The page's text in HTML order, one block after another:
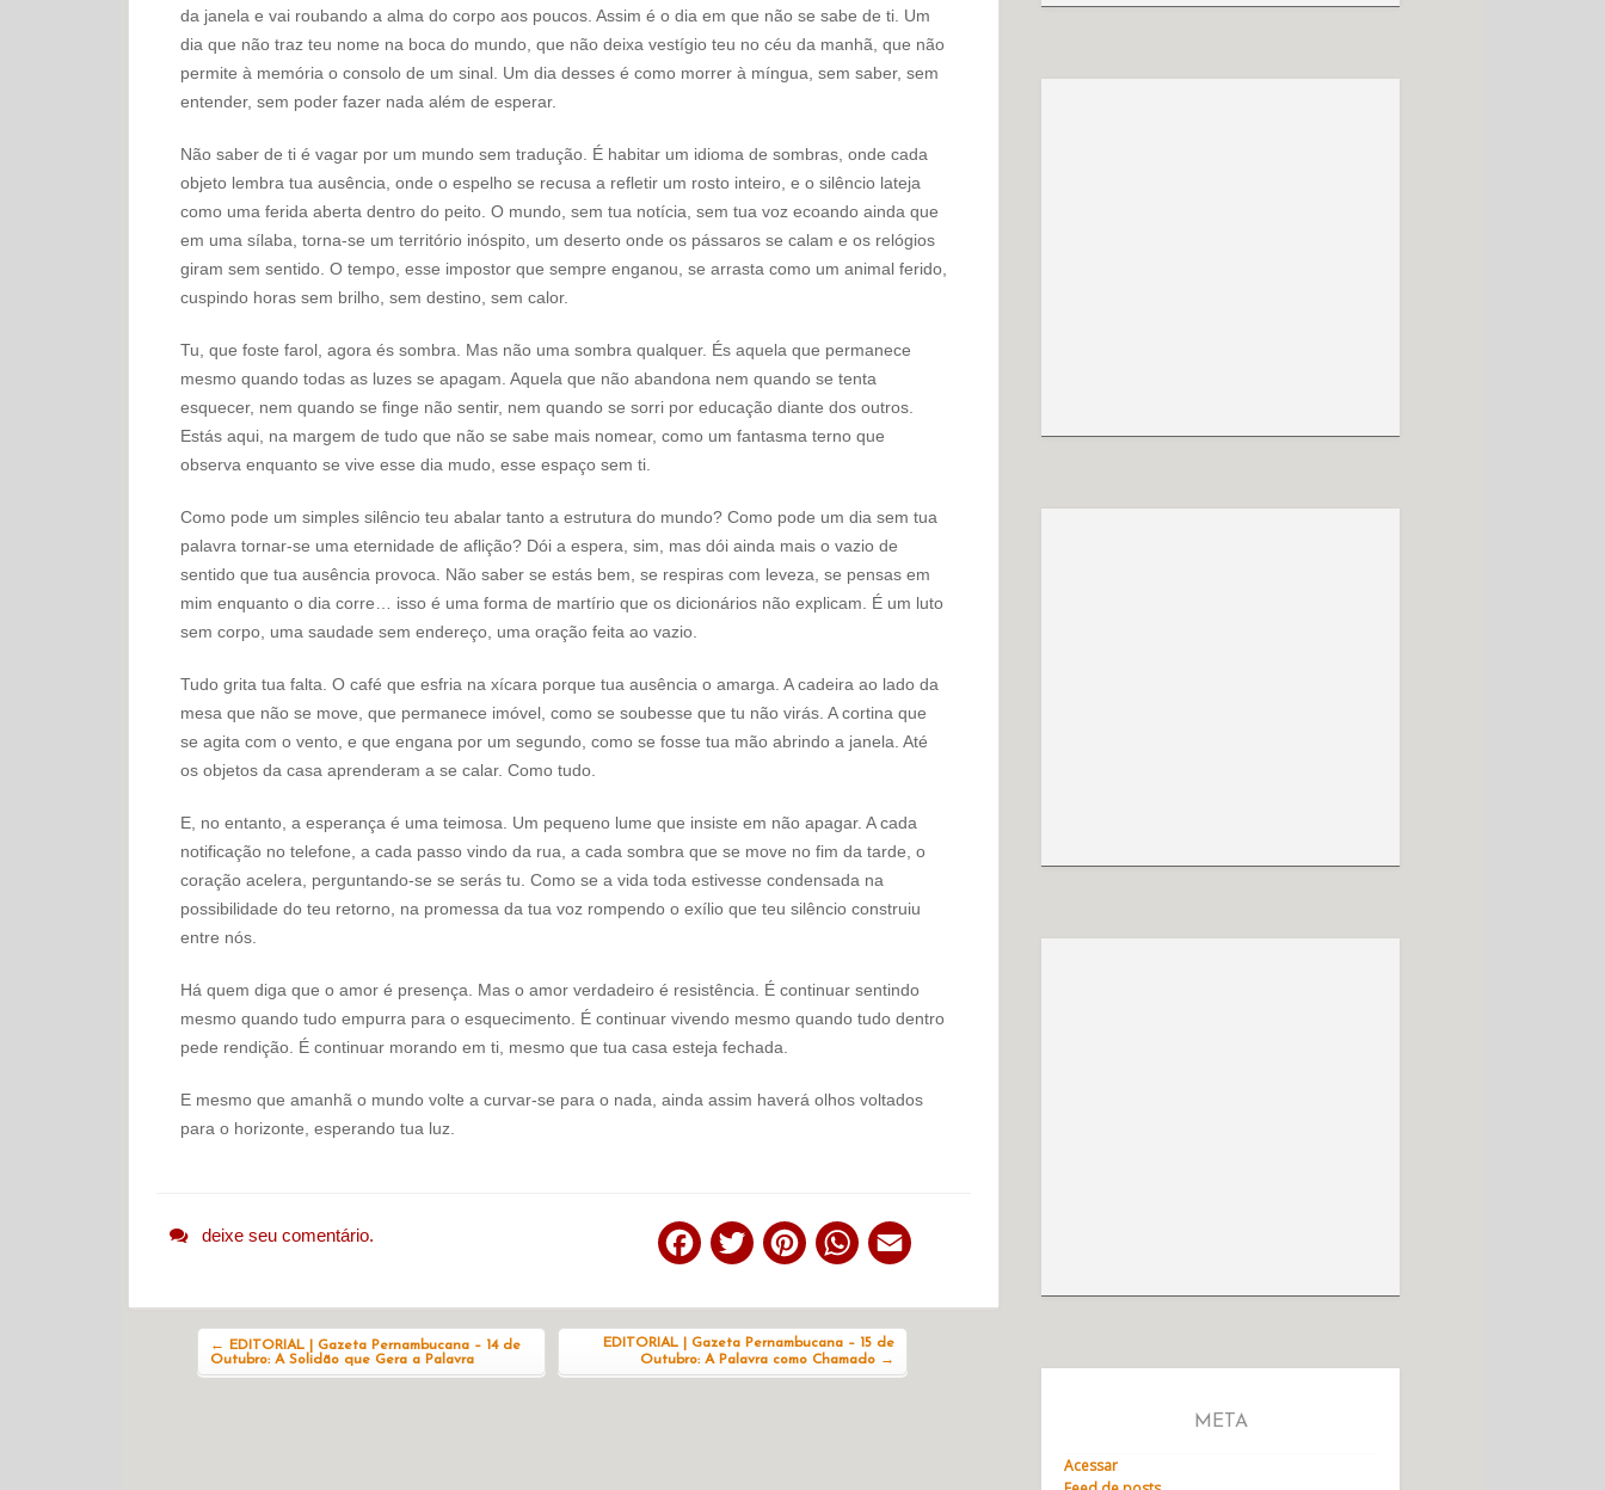
da janela e vai roubando a alma do corpo aos poucos. Assim é o dia em que não se sabe de ti. Um
dia que não traz teu nome na boca do mundo, que não deixa vestígio teu no céu da manhã, que não
permite à memória o consolo de um sinal. Um dia desses é como morrer à míngua, sem saber, sem
entender, sem poder fazer nada além de esperar.
Não saber de ti é vagar por um mundo sem tradução. É habitar um idioma de sombras, onde cada
objeto lembra tua ausência, onde o espelho se recusa a refletir um rosto inteiro, e o silêncio lateja
como uma ferida aberta dentro do peito. O mundo, sem tua notícia, sem tua voz ecoando ainda que
em uma sílaba, torna-se um território inóspito, um deserto onde os pássaros se calam e os relógios
giram sem sentido. O tempo, esse impostor que sempre enganou, se arrasta como um animal ferido,
cuspindo horas sem brilho, sem destino, sem calor.
Tu, que foste farol, agora és sombra. Mas não uma sombra qualquer. És aquela que permanece
mesmo quando todas as luzes se apagam. Aquela que não abandona nem quando se tenta
esquecer, nem quando se finge não sentir, nem quando se sorri por educação diante dos outros.
Estás aqui, na margem de tudo que não se sabe mais nomear, como um fantasma terno que
observa enquanto se vive esse dia mudo, esse espaço sem ti.
Como pode um simples silêncio teu abalar tanto a estrutura do mundo? Como pode um dia sem tua
palavra tornar-se uma eternidade de aflição? Dói a espera, sim, mas dói ainda mais o vazio de
sentido que tua ausência provoca. Não saber se estás bem, se respiras com leveza, se pensas em
mim enquanto o dia corre… isso é uma forma de martírio que os dicionários não explicam. É um luto
sem corpo, uma saudade sem endereço, uma oração feita ao vazio.
Tudo grita tua falta. O café que esfria na xícara porque tua ausência o amarga. A cadeira ao lado da
mesa que não se move, que permanece imóvel, como se soubesse que tu não virás. A cortina que
se agita com o vento, e que engana por um segundo, como se fosse tua mão abrindo a janela. Até
os objetos da casa aprenderam a se calar. Como tudo.
E, no entanto, a esperança é uma teimosa. Um pequeno lume que insiste em não apagar. A cada
notificação no telefone, a cada passo vindo da rua, a cada sombra que se move no fim da tarde, o
coração acelera, perguntando-se se serás tu. Como se a vida toda estivesse condensada na
possibilidade do teu retorno, na promessa da tua voz rompendo o exílio que teu silêncio construiu
entre nós.
Há quem diga que o amor é presença. Mas o amor verdadeiro é resistência. É continuar sentindo
mesmo quando tudo empurra para o esquecimento. É continuar vivendo mesmo quando tudo dentro
pede rendição. É continuar morando em ti, mesmo que tua casa esteja fechada.
E mesmo que amanhã o mundo volte a curvar-se para o nada, ainda assim haverá olhos voltados
para o horizonte, esperando tua luz.
deixe seu comentário.
Facebook
Twitter PinterestWhatsApp
←
EDITORIAL | Gazeta Pernambucana – 14 de
Outubro: A Solidão que Gera a Palavra
EDITORIAL | Gazeta Pernambucana – 15 de
Outubro: A Palavra como Chamado →
META
Acessar